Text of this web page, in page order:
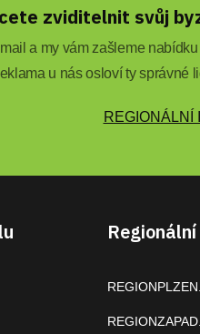
zviditelnit svůj
a my vám zašleme
u nás osloví ty správné
REGIONÁLNÍ